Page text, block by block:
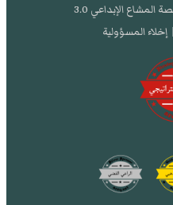
المشاع الإبداعي 3.0
إخلاء المسؤولية